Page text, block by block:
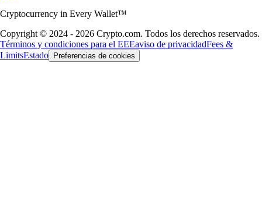
Cryptocurrency in Every Wallet™
Copyright © 2024 - 2026 Crypto.com. Todos los derechos reservados.
Términos y condiciones para el EEEaviso de privacidadFees &
LimitsEstado Preferencias de cookies